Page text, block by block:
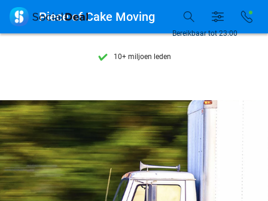
7 dagen per week beschikbaar
10+ miljoen leden
7 dagen per week beschikbaar
10+ miljoen leden
Bereikbaar tot 23:00
 Piece of Cake Moving